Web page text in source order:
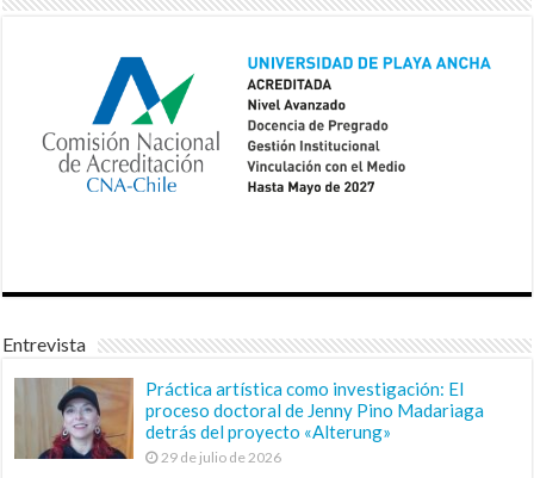
Entrevista
Práctica artística como investigación: El
proceso doctoral de Jenny Pino Madariaga
detrás del proyecto «Alterung»
29 de julio de 2026